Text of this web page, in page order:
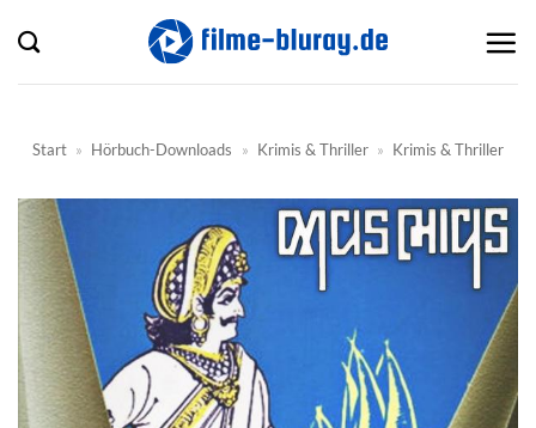
Inhalt
springen
Start » Hörbuch-Downloads » Krimis & Thriller » Krimis & Thriller